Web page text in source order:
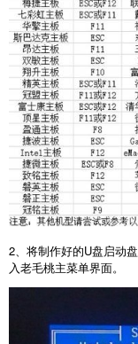
2、将制作好的U盘启动
入老毛桃主菜单界面。